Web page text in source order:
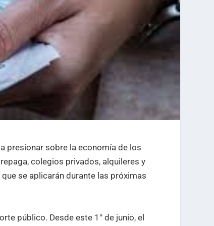
presionar sobre la economía de los
colegios privados, alquileres y
se aplicarán durante las próximas
público. Desde este 1° de junio, el